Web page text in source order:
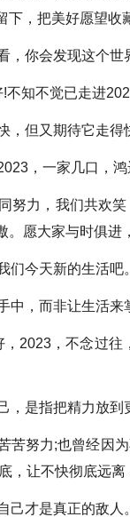
下，把美好愿望收
你会发现这个世
不觉已走进
但又期待它走得
，一家几口，鸿
力，我们共欢笑
。愿大家与时俱进
今天新的生活吧。
，而非让生活来
，不念过往
是指把精力放到
努力;也曾经因为
，让不快彻底远离
才是真正的敌人